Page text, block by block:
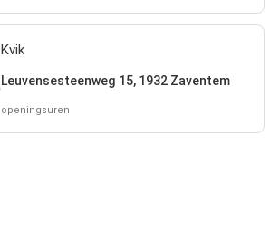
Kvik
Leuvensesteenweg 15, 1932 Zaventem
openingsuren